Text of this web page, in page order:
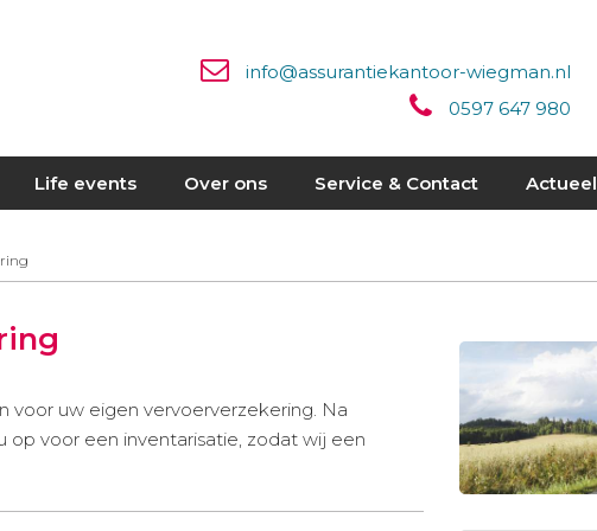
info@assurantiekantoor-wiegman.nl
0597 647 980
Life events Over ons Service & Contact Actueel
voor uw eigen vervoerverzekering. Na
voor een inventarisatie, zodat wij een